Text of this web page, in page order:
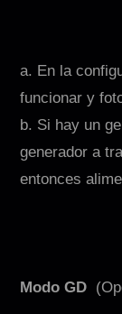
a. En la
funcionar y
b. Si hay un
generador a
entonces
Modo GD